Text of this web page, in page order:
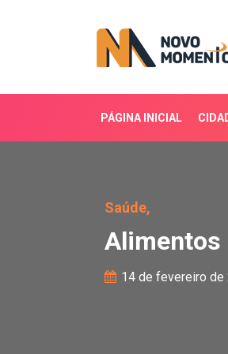
PÁGINA INICIAL
Saúde,
Alimentos
14 de fevereiro de